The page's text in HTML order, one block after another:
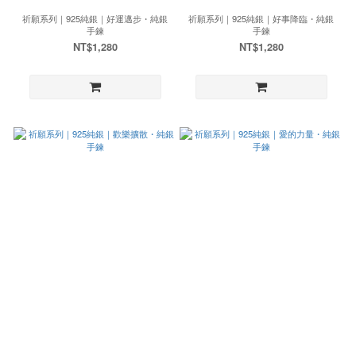
祈願系列｜925純銀｜好運邁步・純銀
手鍊
NT$1,280
祈願系列｜925純銀｜好事降臨・純銀
手鍊
NT$1,280